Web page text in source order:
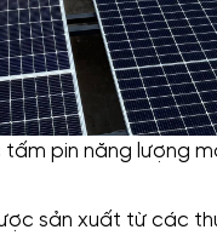
tấm pin năng lượng
sản xuất từ các